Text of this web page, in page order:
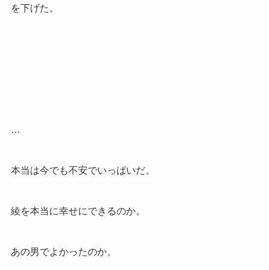
を下げた。
…
本当は今でも不安でいっぱいだ。
綾を本当に幸せにできるのか。
あの男でよかったのか。